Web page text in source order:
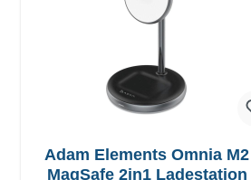
Adam Elements Omnia M2
MagSafe 2in1 Ladestation